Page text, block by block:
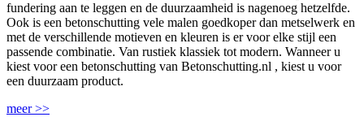
fundering aan te leggen en de duurzaamheid is nagenoeg hetzelfde.
Ook is een betonschutting vele malen goedkoper dan metselwerk en
met de verschillende motieven en kleuren is er voor elke stijl een
passende combinatie. Van rustiek klassiek tot modern. Wanneer u
kiest voor een betonschutting van Betonschutting.nl , kiest u voor
een duurzaam product.
meer >>